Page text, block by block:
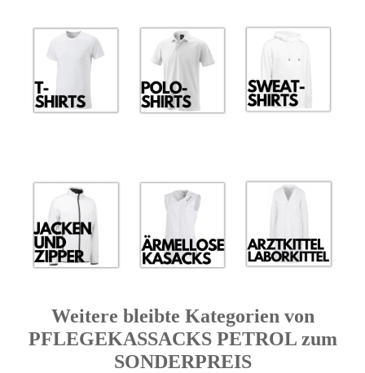
Weitere bleibte Kategorien von
PFLEGEKASSACKS PETROL zum
SONDERPREIS